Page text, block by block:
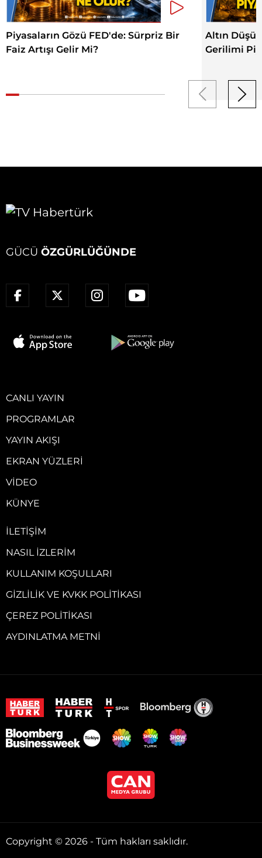
Piyasaların Gözü FED'de: Sürpriz Bir
Faiz Artışı Gelir Mi?
Altın
Gerilimi
GÜCÜ ÖZGÜRLÜĞÜNDE
CANLI YAYIN
PROGRAMLAR
YAYIN AKIŞI
EKRAN YÜZLERI
VIDEO
KÜNYE
İLETIŞIM
NASIL İZLERIM
KULLANIM KOŞULLARI
GIZLILIK VE KVKK POLITIKASI
ÇEREZ POLITIKASI
AYDINLATMA METNI
Copyright © 2026 - Tüm hakları saklıdır.